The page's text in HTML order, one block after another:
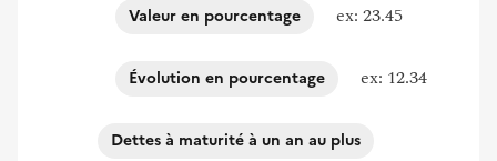
Valeur en pourcentage
ex: 23.45
Évolution en pourcentage ex: 12.34
Dettes à maturité à un an au plus